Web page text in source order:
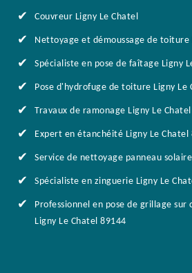
Couvreur Ligny Le Chatel
Nettoyage et démoussage de toiture
Spécialiste en pose de faîtage Ligny
Pose d'hydrofuge de toiture Ligny Le
Travaux de ramonage Ligny Le
Expert en étanchéité Ligny Le Chatel
Service de nettoyage panneau
Spécialiste en zinguerie Ligny Le
Professionnel en pose de grillage sur
Ligny Le Chatel 89144